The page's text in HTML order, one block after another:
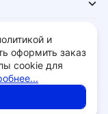
и
оформить заказ
cookie для